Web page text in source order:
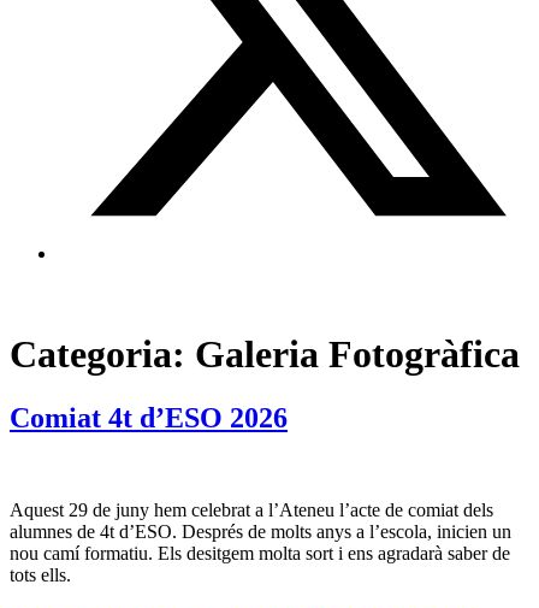
Categoria: Galeria Fotogràfica
Comiat 4t d’ESO 2026
Aquest 29 de juny hem celebrat a l’Ateneu l’acte de comiat dels
alumnes de 4t d’ESO. Després de molts anys a l’escola, inicien un
nou camí formatiu. Els desitgem molta sort i ens agradarà saber de
tots ells.